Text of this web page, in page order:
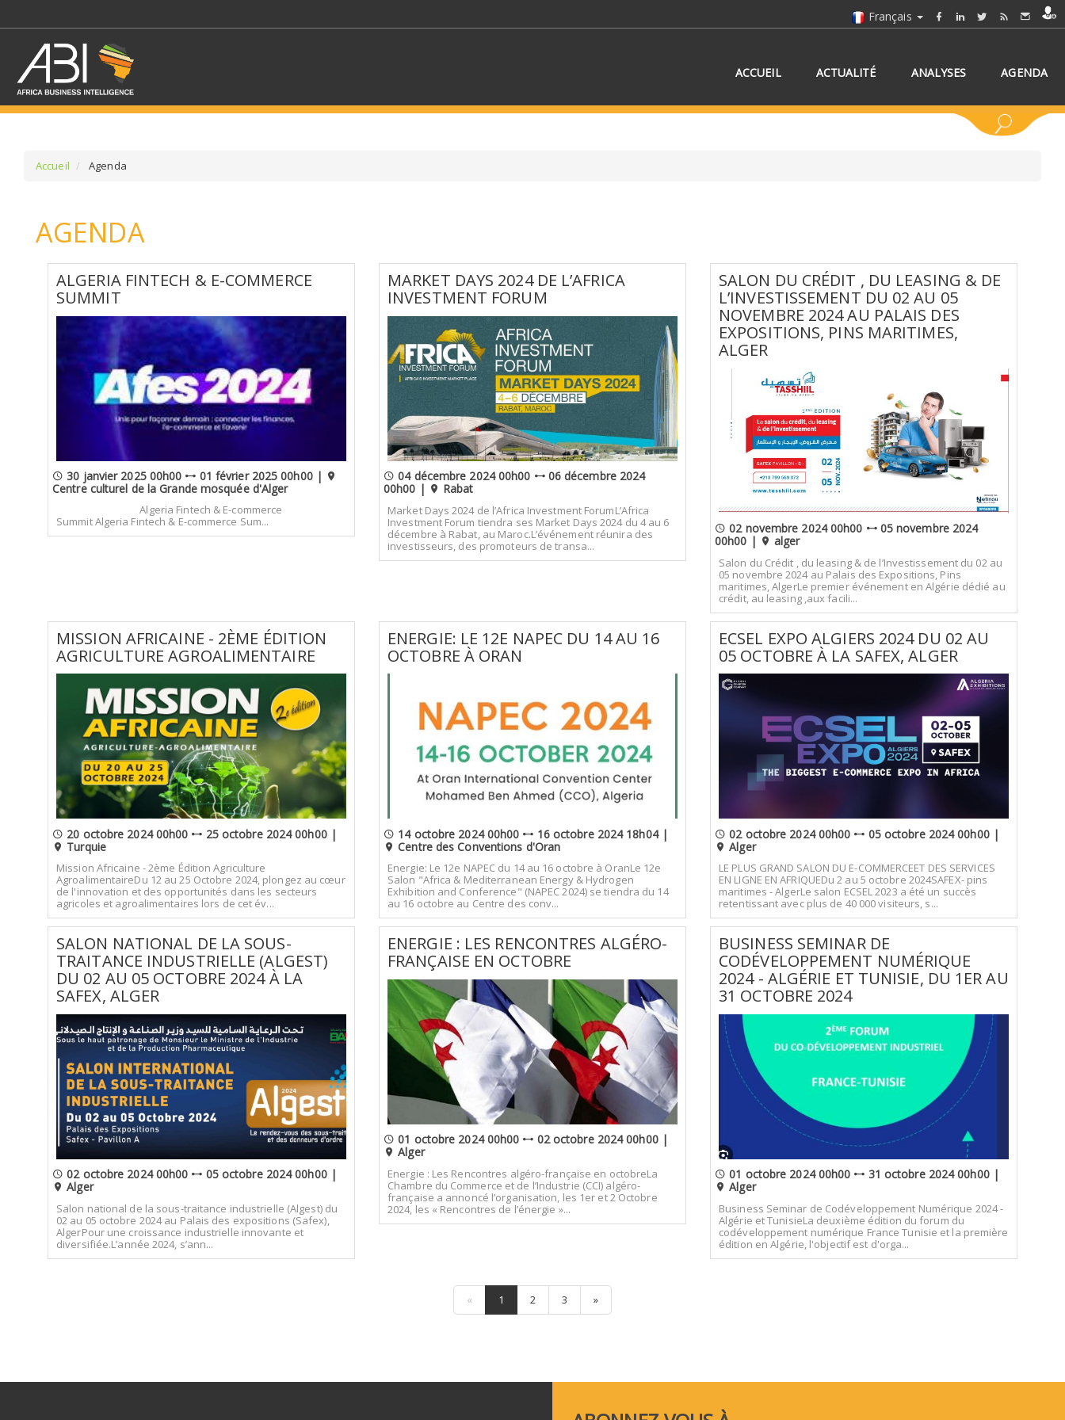
Français
ACCUEIL ACTUALITÉ ANALYSES AGENDA
Accueil Agenda
AGENDA
ALGERIA FINTECH & E-COMMERCE
SUMMIT
30 janvier 2025 00h00
01 février 2025 00h00 |
Centre culturel de la Grande mosquée d'Alger
Algeria Fintech & E-commerce
Summit Algeria Fintech & E-commerce Sum...
MARKET DAYS 2024 DE L’AFRICA
INVESTMENT FORUM
04 décembre 2024 00h00
06 décembre 2024
00h00 |
Rabat
Market Days 2024 de l’Africa Investment ForumL’Africa
Investment Forum tiendra ses Market Days 2024 du 4 au 6
décembre à Rabat, au Maroc.L’événement réunira des
investisseurs, des promoteurs de transa...
SALON DU CRÉDIT , DU LEASING & DE
L’INVESTISSEMENT DU 02 AU 05
NOVEMBRE 2024 AU PALAIS DES
EXPOSITIONS, PINS MARITIMES,
ALGER
02 novembre 2024 00h00
05 novembre 2024
00h00 |
alger
Salon du Crédit , du leasing & de l’Investissement du 02 au
05 novembre 2024 au Palais des Expositions, Pins
maritimes, AlgerLe premier événement en Algérie dédié au
crédit, au leasing ,aux facili...
MISSION AFRICAINE - 2ÈME ÉDITION
AGRICULTURE AGROALIMENTAIRE
20 octobre 2024 00h00
25 octobre 2024 00h00 |
Turquie
Mission Africaine - 2ème Édition Agriculture
AgroalimentaireDu 12 au 25 Octobre 2024, plongez au cœur
de l'innovation et des opportunités dans les secteurs
agricoles et agroalimentaires lors de cet év...
ENERGIE: LE 12E NAPEC DU 14 AU 16
OCTOBRE À ORAN
14 octobre 2024 00h00
16 octobre 2024 18h04 |
Centre des Conventions d'Oran
Energie: Le 12e NAPEC du 14 au 16 octobre à OranLe 12e
Salon "Africa & Mediterranean Energy & Hydrogen
Exhibition and Conference" (NAPEC 2024) se tiendra du 14
au 16 octobre au Centre des conv...
ECSEL EXPO ALGIERS 2024 DU 02 AU
05 OCTOBRE À LA SAFEX, ALGER
02 octobre 2024 00h00
05 octobre 2024 00h00 |
Alger
LE PLUS GRAND SALON DU E-COMMERCEET DES SERVICES
EN LIGNE EN AFRIQUEDu 2 au 5 octobre 2024SAFEX- pins
maritimes - AlgerLe salon ECSEL 2023 a été un succès
retentissant avec plus de 40 000 visiteurs, s...
SALON NATIONAL DE LA SOUS-
TRAITANCE INDUSTRIELLE (ALGEST)
DU 02 AU 05 OCTOBRE 2024 À LA
SAFEX, ALGER
02 octobre 2024 00h00
05 octobre 2024 00h00 |
Alger
Salon national de la sous-traitance industrielle (Algest) du
02 au 05 octobre 2024 au Palais des expositions (Safex),
AlgerPour une croissance industrielle innovante et
diversifiée.L’année 2024, s’ann...
ENERGIE : LES RENCONTRES ALGÉRO-
FRANÇAISE EN OCTOBRE
01 octobre 2024 00h00
02 octobre 2024 00h00 |
Alger
Energie : Les Rencontres algéro-française en octobreLa
Chambre du Commerce et de l’Industrie (CCI) algéro-
française a annoncé l’organisation, les 1er et 2 Octobre
2024, les « Rencontres de l’énergie »...
BUSINESS SEMINAR DE
CODÉVELOPPEMENT NUMÉRIQUE
2024 - ALGÉRIE ET TUNISIE, DU 1ER AU
31 OCTOBRE 2024
01 octobre 2024 00h00
31 octobre 2024 00h00 |
Alger
Business Seminar de Codéveloppement Numérique 2024 -
Algérie et TunisieLa deuxième édition du forum du
codéveloppement numérique France Tunisie et la première
édition en Algérie, l'objectif est d'orga...
« 1 2 3 »